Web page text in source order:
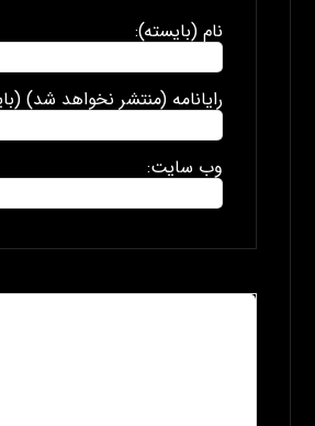
نام (بایسته):
رایانامه (منتشر نخواهد شد)
وب سایت: